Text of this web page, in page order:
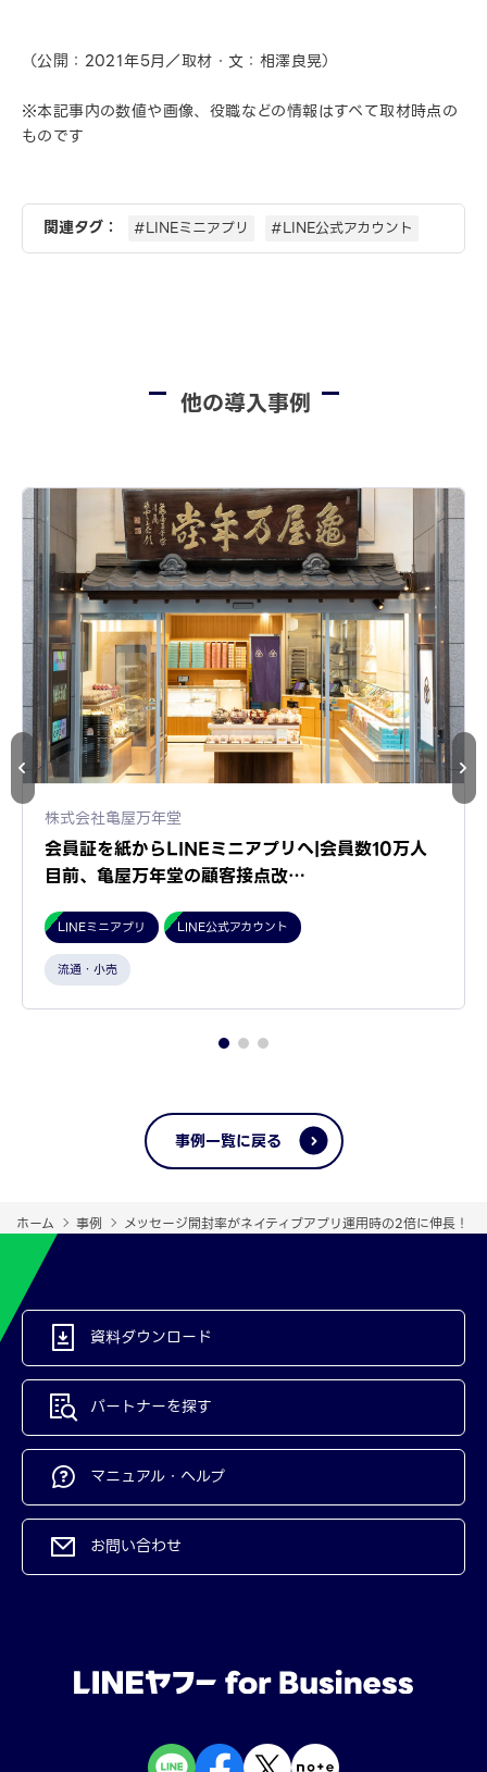
（公開：2021年5月／取材・文：相澤良晃）
※本記事内の数値や画像、役職などの情報はすべて取材時点の
ものです
関連タグ： #LINEミニアプリ #LINE公式アカウント
他の導入事例
株式会社亀屋万年堂
会員証を紙からLINEミニアプリへ|会員数10万人
目前、亀屋万年堂の顧客接点改…
LINEミニアプリ LINE公式アカウント
流通・小売
事例一覧に戻る
ホーム 事例 メッセージ開封率がネイティブアプリ運用時の2倍に伸長！
資料ダウンロード
パートナーを探す
マニュアル・ヘルプ
お問い合わせ